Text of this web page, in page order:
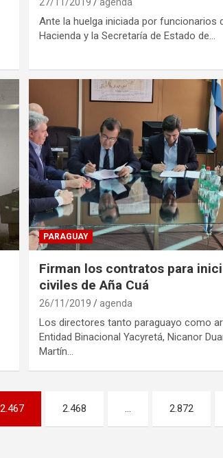
Ante la huelga iniciada por funcionarios
Hacienda y la Secretaría de Estado de…
PARAGUAY
Firman los contratos para
civiles de Aña Cuá
26/11/2019 agenda
Los directores tanto paraguayo como
Entidad Binacional Yacyretá, Nicanor
Martín…
2.467 2.468 … 2.872